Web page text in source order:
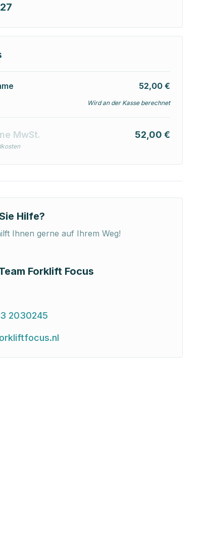
52,00 €
Wird an der Kasse berechnet
MwSt. 52,00 €
Hilfe?
Ihnen gerne auf Ihrem Weg!
Forklift Focus
2030245